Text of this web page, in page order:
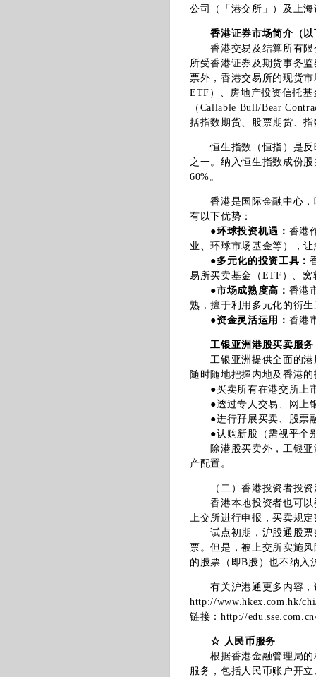
公司（「港交所」）及上
香港证券市场简介（
香港交易及结算所有限
所受香港证券及期货事务
票外，香港交易所的现货
ETF）、房地产投资信托
（Callable Bull/Bear
括指数期货、股票期货、
恒生指数（恒指）是反
之一。纳入恒生指数成份
60%。
香港是国际金融中心，
有以下优势：
●环球投资机遇： 香港
业、环球市场基金等），
●多元化的投资工具：
易所买卖基金（ETF）、
●市场成熟度高： 香港
熟，擅于利用多元化的衍
●资金灵活运用： 香港
工银亚洲港股买卖服务
工银亚洲提供全面的港
随时随地把握内地及香港
●买卖所有在港交所上市
●透过专人交易、网上银
●进行孖展买卖、股票
●认购新股（需视乎个
除港股买卖外，工银亚
产配置。
（二）香港投资者投资
香港本地投资者也可以
上交所进行申报，买卖规
试点初期，沪股通股票
票。但是，被上交所实施
的股票（即B股）也不纳入
有关沪港通更多内容，
http://www.hkex.com.hk/
链接： http://
☆ 人民币服务
根据香港金融管理局的
服务，包括人民币账户开